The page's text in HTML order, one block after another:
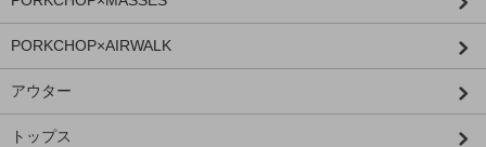
PORKCHOP×AIRWALK
アウター
トップス